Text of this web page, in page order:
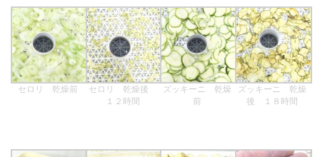
セロリ 乾燥前
セロリ 乾燥後
１２時間
ズッキーニ 乾燥
前
ズッキーニ 乾燥
後 １８時間